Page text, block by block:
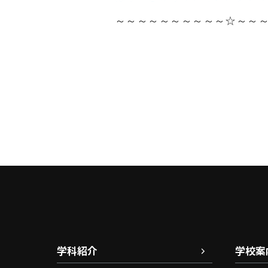
～～～～～～～～～～☆～～
学科紹介 学校案